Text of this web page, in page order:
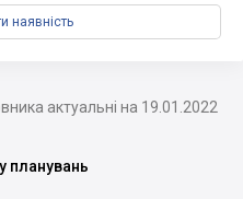
наявність
актуальні на 19.01.2022
планувань